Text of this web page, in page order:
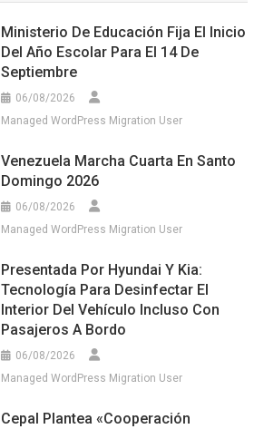
Ministerio De Educación Fija El Inicio
Del Año Escolar Para El 14 De
Septiembre
06/08/2026
Managed WordPress Migration User
Venezuela Marcha Cuarta En Santo
Domingo 2026
06/08/2026
Managed WordPress Migration User
Presentada Por Hyundai Y Kia:
Tecnología Para Desinfectar El
Interior Del Vehículo Incluso Con
Pasajeros A Bordo
06/08/2026
Managed WordPress Migration User
Cepal Plantea «cooperación